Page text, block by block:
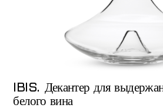
IBIS. Декантер для
белого вина